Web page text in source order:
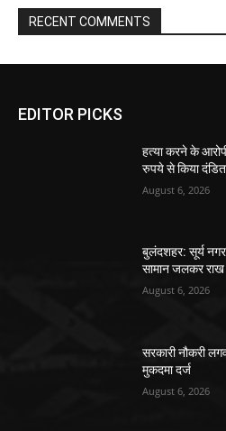
RECENT COMMENTS
EDITOR PICKS
हत्या करने के
रुपये से किया दंडित
August 6, 2026
बुलंदशहर: सूर्य
सामान जलकर राख
August 6, 2026
सरकारी नौकरी
मुकदमा दर्ज
August 6, 2026